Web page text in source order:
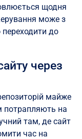
щодня
може з
переходити до
через
майже
потрапляють на
там, де сайт
час на